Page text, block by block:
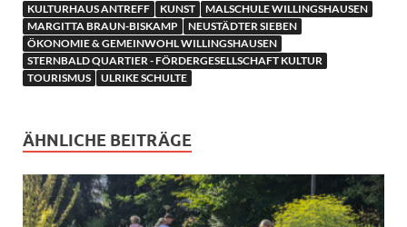
KULTURHAUS ANTREFF
KUNST
MALSCHULE WILLINGSHAUSEN
MARGITTA BRAUN-BISKAMP
NEUSTÄDTER SIEBEN
ÖKONOMIE & GEMEINWOHL WILLINGSHAUSEN
STERNBALD QUARTIER - FÖRDERGESELLSCHAFT KULTUR
TOURISMUS
ULRIKE SCHULTE
ÄHNLICHE BEITRÄGE